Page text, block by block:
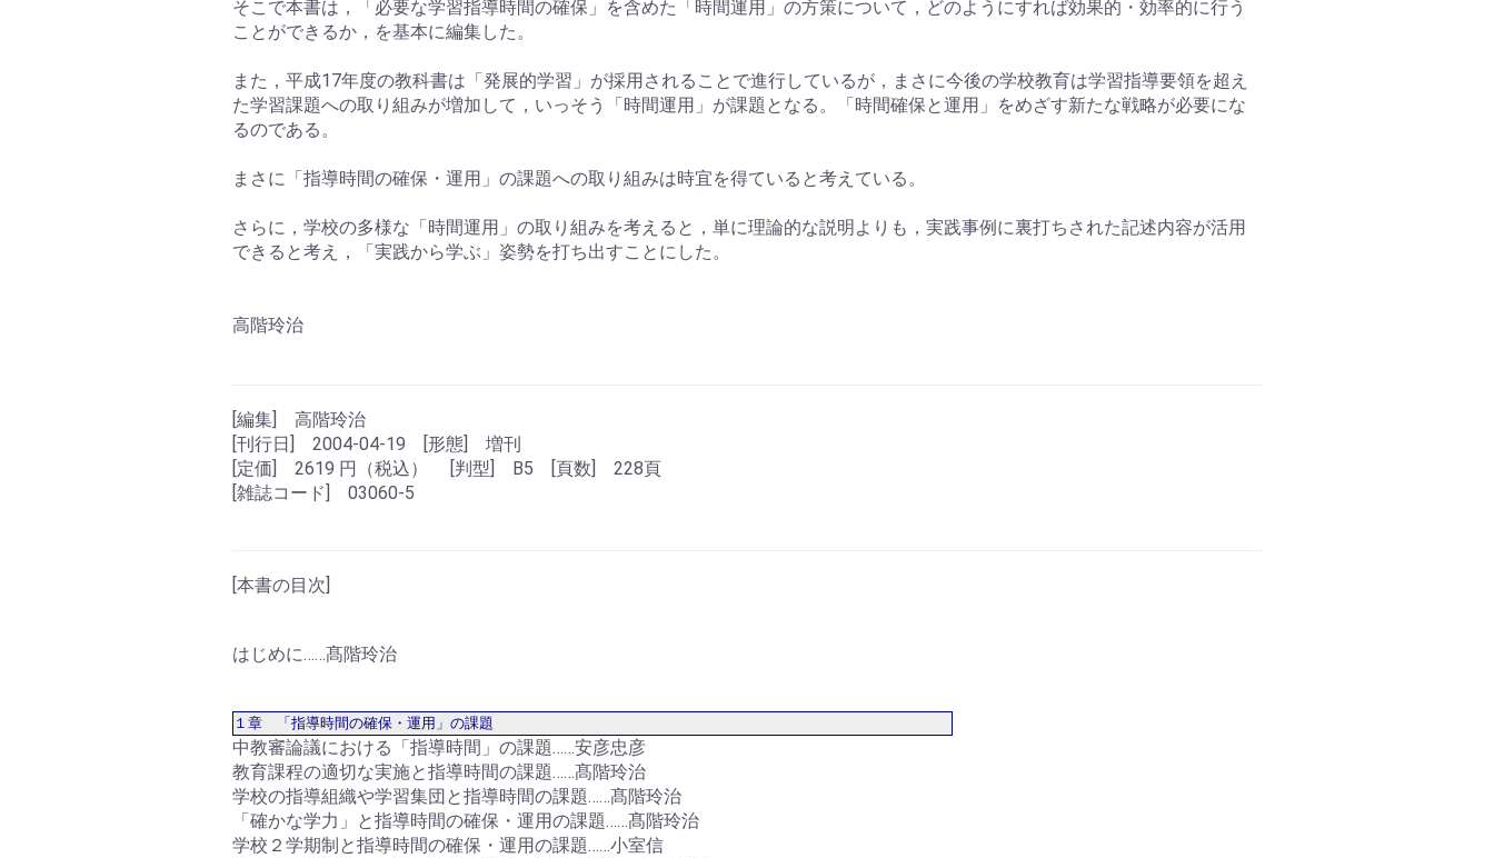
そこで本書は，「必要な学習指導時間の確保」を含めた「時間運用」の方策について，どのようにすれば効果的・効率的に行う
ことができるか，を基本に編集した。
また，平成17年度の教科書は「発展的学習」が採用されることで進行しているが，まさに今後の学校教育は学習指導要領を超え
た学習課題への取り組みが増加して，いっそう「時間運用」が課題となる。「時間確保と運用」をめざす新たな戦略が必要にな
るのである。
まさに「指導時間の確保・運用」の課題への取り組みは時宜を得ていると考えている。
さらに，学校の多様な「時間運用」の取り組みを考えると，単に理論的な説明よりも，実践事例に裏打ちされた記述内容が活用
できると考え，「実践から学ぶ」姿勢を打ち出すことにした。
高階玲治
[編集] 高階玲治
[刊行日] 2004-04-19 [形態] 増刊
[定価] 2619 円（税込） [判型] B5 [頁数] 228頁
[雑誌コード] 03060-5
[本書の目次]
はじめに……髙階玲治
１章 「指導時間の確保・運用」の課題
中教審論議における「指導時間」の課題……安彦忠彦
教育課程の適切な実施と指導時間の課題……髙階玲治
学校の指導組織や学習集団と指導時間の課題……髙階玲治
「確かな学力」と指導時間の確保・運用の課題……髙階玲治
学校２学期制と指導時間の確保・運用の課題……小室信